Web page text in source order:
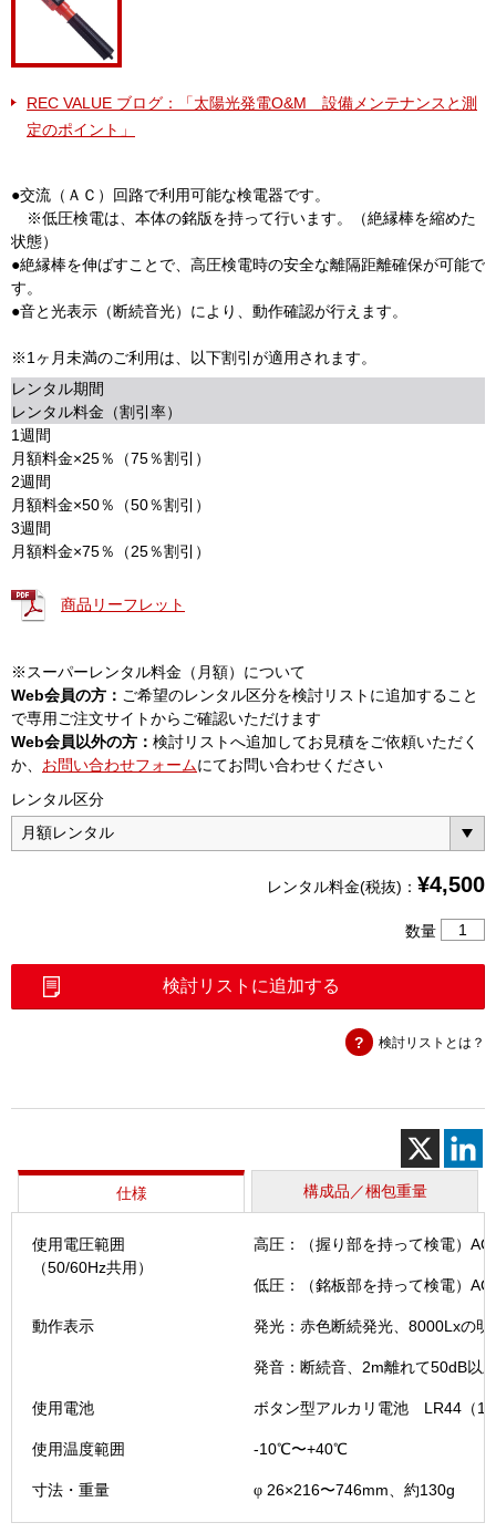
REC VALUE ブログ：「太陽光発電O&M 設備メンテナンスと測
定のポイント」
●交流（ＡＣ）回路で利用可能な検電器です。
※低圧検電は、本体の銘版を持って行います。（絶縁棒を縮めた
状態）
●絶縁棒を伸ばすことで、高圧検電時の安全な離隔距離確保が可能で
す。
●音と光表示（断続音光）により、動作確認が行えます。
※1ヶ月未満のご利用は、以下割引が適用されます。
レンタル期間
レンタル料金（割引率）
1週間
月額料金×25％（75％割引）
2週間
月額料金×50％（50％割引）
3週間
月額料金×75％（25％割引）
商品リーフレット
※スーパーレンタル料金（月額）について
Web会員の方： ご希望のレンタル区分を検討リストに追加すること
で専用ご注文サイトからご確認いただけます
Web会員以外の方： 検討リストへ追加してお見積をご依頼いただく
か、 お問い合わせフォームにてお問い合わせください
レンタル区分
レンタル料金(税抜)： ¥4,500
数量
高・
電
－
6B)
個
検討リストに追加する
検討リストとは？
仕様 構成品／梱包重量
使用電圧範囲
（50/60Hz共用）
高圧：（握り部を持って検電）
低圧：（銘板部を持って検電）
動作表示 発光：赤色断続発光、8000Lxの
発音：断続音、2m離れて50dB以
使用電池 ボタン型アルカリ電池 LR44（
使用温度範囲 -10℃〜+40℃
寸法・重量 φ 26×216〜746mm、約130g